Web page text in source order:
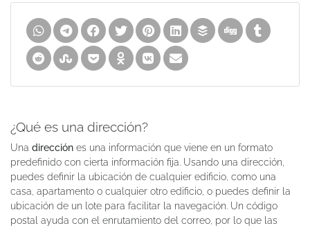
¿Qué es una dirección?
Una dirección es una información que viene en un formato
predefinido con cierta información fija. Usando una dirección,
puedes definir la ubicación de cualquier edificio, como una
casa, apartamento o cualquier otro edificio, o puedes definir la
ubicación de un lote para facilitar la navegación. Un código
postal ayuda con el enrutamiento del correo, por lo que las